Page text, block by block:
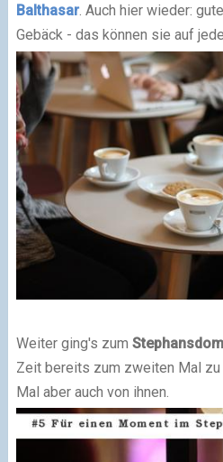
Balthasar. Auch hier wieder:
Gebäck - das können sie auf
Weiter ging's zum Stephansdom
Zeit bereits zum zweiten Mal
Mal aber auch von ihnen.